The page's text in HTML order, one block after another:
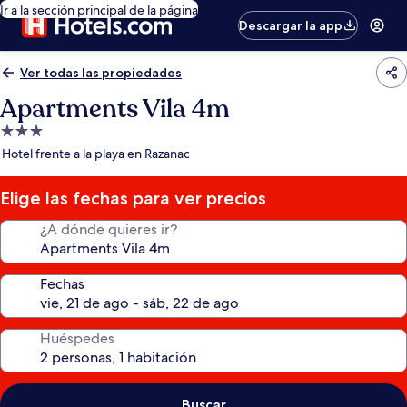
Ir a la sección principal de la página
Descargar la app
Ver todas las propiedades
Apartments Vila 4m
Propiedad
de
estrellas
Hotel frente a la playa en Razanac
Elige las fechas para ver precios
¿A dónde quieres ir?
Fechas
Huéspedes